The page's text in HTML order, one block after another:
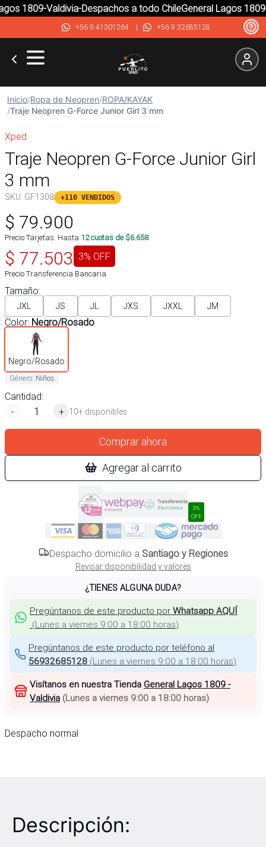
1809-Valdivia-Despachos a todo ChileGeneral Lagos 1809-
+56 9 41301264| +56 9 32685128
Inicio/Ropa de Neopren/ROPA/KAYAK
/Traje Neopren G-Force Junior Girl 3 mm
Xped
Traje Neopren G-Force Junior Girl
3 mm
SKU: GF1308 +110 VENDIDOS
$ 79.900
Precio Tarjetas: Hasta 12cuotas de $6.658
$ 77.503 3% OFF
Precio Transferencia Bancaria
Tamaño:
JXL JS JL JXS JXXL JM
Color: Negro/Rosado
Negro/Rosado
Género: Niños
Cantidad:
-
+ 10+ disponibles
Comprar ahora
Agregar al carrito
3%
OFF
Despacho domicilio a Santiago y Regiones
Revisar disponibilidad y valores
¿TIENES ALGUNA DUDA?
Pregúntanos de este producto por Whatsapp AQUÍ
(Lunes a viernes 9:00 a 18:00 horas)
Pregúntanos de este producto por teléfono al
56932685128 (Lunes a viernes 9:00 a 18:00 horas)
Visítanos en nuestra Tienda General Lagos 1809 -
Valdivia (Lunes a viernes 9:00 a 18:00 horas)
Despacho normal
Descripción: